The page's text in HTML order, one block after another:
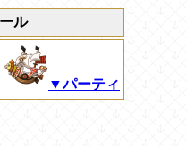
ル
▼パーティ